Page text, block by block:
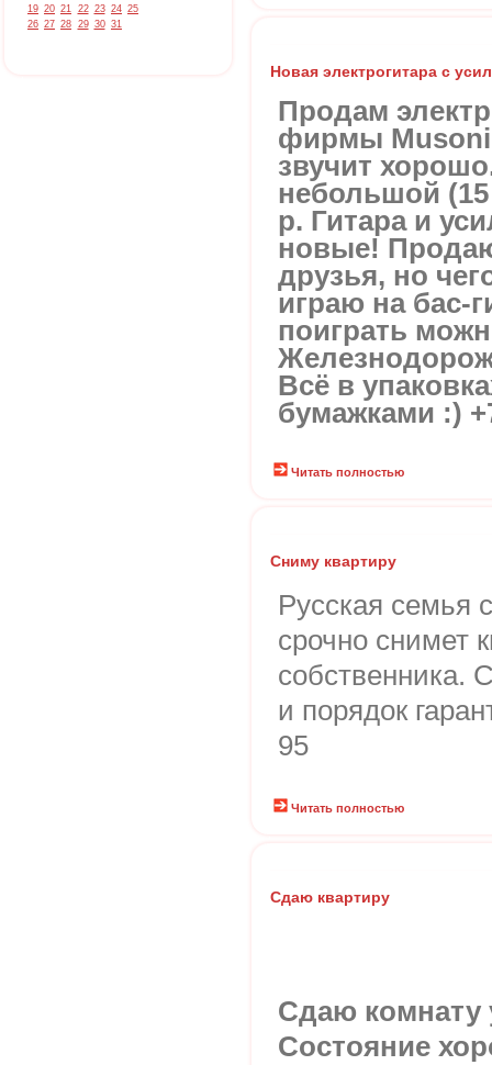
19 20 21 22 23 24 25
26 27 28 29 30 31
Новая электрогитара с
Продам
фирмы
звучит
небольшой (15
р. Гитара и
новые!
друзья, но
играю на бас-
поиграть
Всё в
бумажками :)
Читать полностью
Сниму квартиру
Русская семья
срочно снимет
собственника.
и порядок
95
Читать полностью
Сдаю квартиру
Сдаю комнату
Состояние